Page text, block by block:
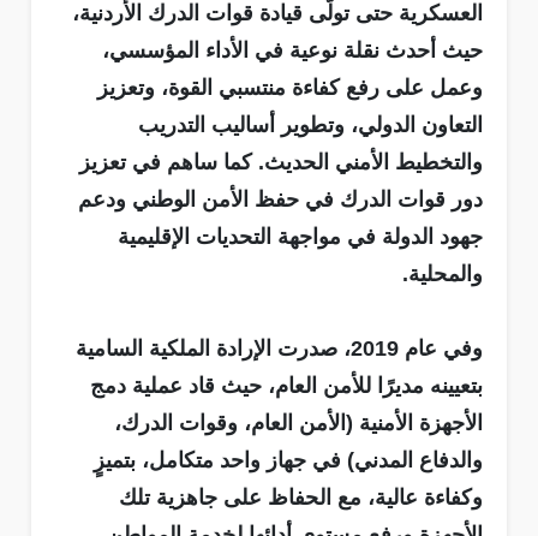
العسكرية حتى تولّى قيادة قوات الدرك الأردنية،
حيث أحدث نقلة نوعية في الأداء المؤسسي،
وعمل على رفع كفاءة منتسبي القوة، وتعزيز
التعاون الدولي، وتطوير أساليب التدريب
والتخطيط الأمني الحديث. كما ساهم في تعزيز
دور قوات الدرك في حفظ الأمن الوطني ودعم
جهود الدولة في مواجهة التحديات الإقليمية
والمحلية.
وفي عام 2019، صدرت الإرادة الملكية السامية
بتعيينه مديرًا للأمن العام، حيث قاد عملية دمج
الأجهزة الأمنية (الأمن العام، وقوات الدرك،
والدفاع المدني) في جهاز واحد متكامل، بتميزٍ
وكفاءة عالية، مع الحفاظ على جاهزية تلك